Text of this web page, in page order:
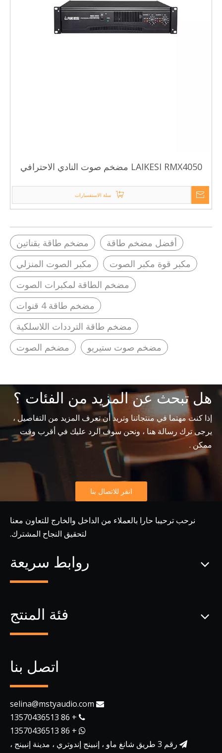
LAIKESI RMX4050 مضخم صوت النادي الاحترافي
سلة الاستفسارات
مضخم طاقة بقناتين
أفضل مضخم طاقة
مكبر الصوت المنزلي
مكبر قوة مكبر الصوت
مضخم الطاقة لمكبرات الصوت
مضخم طاقة 4 قنوات
مضخم طاقة الترددات اللاسلكية
مضخم الصوت
مضخم صوت ستيريو
هل تبحث عن المزيد من الفئات ؟
إذا كنت مهتما في منتجاتنا وتريد أن تعرف المزيد من التفاصيل ،
يرجى ترك رسالة هنا ، ونحن سوف الرد عليك في أقرب وقت
ممكن .
انقر للاتصال بنا
نرحب ترحيبا حارا بالعملاء من الداخل والخارج للتعاون معنا
لتحقيق النجاح المشترك.
روابط سريعة
فئة المنتج
اتصل بنا

selina@mstyaudio.com

+ 86 13570436513

+ 86 13570436513

رقم 3 طريق شانغ ماو ، إنبينج إندوتري ، مدينة إنبينج ،